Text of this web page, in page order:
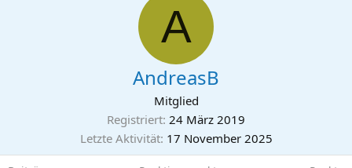
A
AndreasB
Mitglied
Registriert 24 März 2019
Letzte Aktivität 17 November 2025